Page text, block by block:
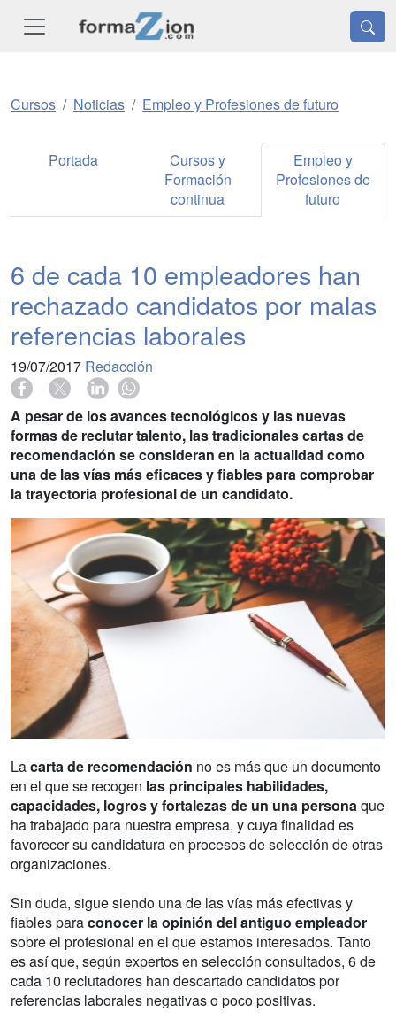
Cursos Noticias Empleo y Profesiones de futuro
Portada
Cursos y
Formación
continua
Empleo y
Profesiones de
futuro
6 de cada 10 empleadores han
rechazado candidatos por malas
referencias laborales
19/07/2017 Redacción
A pesar de los avances tecnológicos y las nuevas
formas de reclutar talento, las tradicionales cartas de
recomendación se consideran en la actualidad como
una de las vías más eficaces y fiables para comprobar
la trayectoria profesional de un candidato.
Lacarta de recomendación no es más que un documento
en el que se recogen las principales habilidades,
capacidades, logros y fortalezas de un una persona que
ha trabajado para nuestra empresa, y cuya finalidad es
favorecer su candidatura en procesos de selección de otras
organizaciones.
Sin duda, sigue siendo una de las vías más efectivas y
fiables paraconocer la opinión del antiguo empleador
sobre el profesional en el que estamos interesados. Tanto
es así que, según expertos en selección consultados, 6 de
cada 10 reclutadores han descartado candidatos por
referencias laborales negativas o poco positivas.